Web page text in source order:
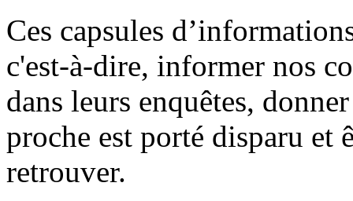
Ces capsules
c'est-à-dire, informer nos
dans leurs enquêtes,
proche est porté disparu et
retrouver.